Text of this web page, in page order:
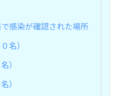
感染が確認された場所
名）
）
）